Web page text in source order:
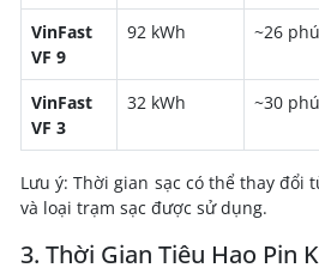
VinFast
VF 9
92 kWh ~26
VinFast
VF 3
32 kWh ~30
Lưu ý: Thời gian sạc có thể thay đổi
và loại trạm sạc được sử dụng.
3. Thời Gian Tiêu Hao Pin